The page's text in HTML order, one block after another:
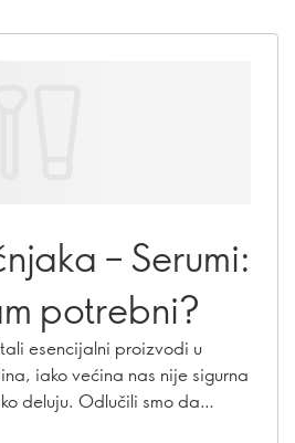
– Serumi:
potrebni?
esencijalni proizvodi u
iako većina nas nije sigurna
deluju. Odlučili smo da